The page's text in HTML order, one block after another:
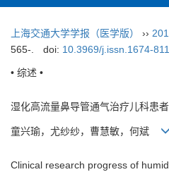
上海交通大学学报（医学版） ››
565-.
doi: 10.3969/j.issn.1674-
• 综述 •
湿化高流量鼻导管通气治疗儿科患
童兴瑜，尤纱纱，曹慧敏，何斌
Clinical research progress of